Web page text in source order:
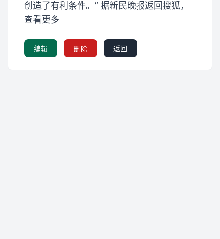
创造了有利条件。” 据新民晚报返回搜狐，
查看更多
编辑 删除 返回